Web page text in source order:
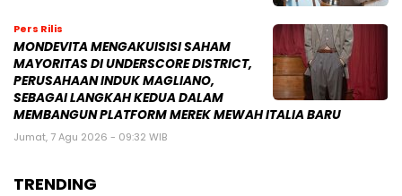
Pers Rilis
MONDEVITA MENGAKUISISI SAHAM
MAYORITAS DI UNDERSCORE DISTRICT,
PERUSAHAAN INDUK MAGLIANO,
SEBAGAI LANGKAH KEDUA DALAM
MEMBANGUN PLATFORM MEREK MEWAH ITALIA BARU
Jumat, 7 Agu 2026 - 09:32 WIB
TRENDING